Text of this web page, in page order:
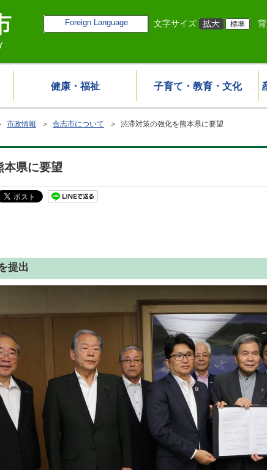
Foreign Language 文字サイズ
健康・福祉 子育て・教育・文化
市政情報 ＞ 合志市について ＞ 渋滞対策の強化を熊本県に要望
本県に要望
提出